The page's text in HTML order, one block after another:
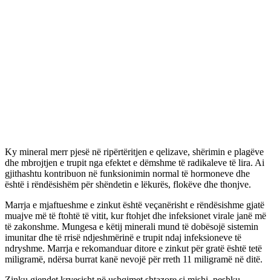
Ky mineral merr pjesë në ripërtëritjen e qelizave, shërimin e plagëve
dhe mbrojtjen e trupit nga efektet e dëmshme të radikaleve të lira. Ai
gjithashtu kontribuon në funksionimin normal të hormoneve dhe
është i rëndësishëm për shëndetin e lëkurës, flokëve dhe thonjve.
Marrja e mjaftueshme e zinkut është veçanërisht e rëndësishme gjatë
muajve më të ftohtë të vitit, kur ftohjet dhe infeksionet virale janë më
të zakonshme. Mungesa e këtij minerali mund të dobësojë sistemin
imunitar dhe të rrisë ndjeshmërinë e trupit ndaj infeksioneve të
ndryshme. Marrja e rekomanduar ditore e zinkut për gratë është tetë
miligramë, ndërsa burrat kanë nevojë për rreth 11 miligramë në ditë.